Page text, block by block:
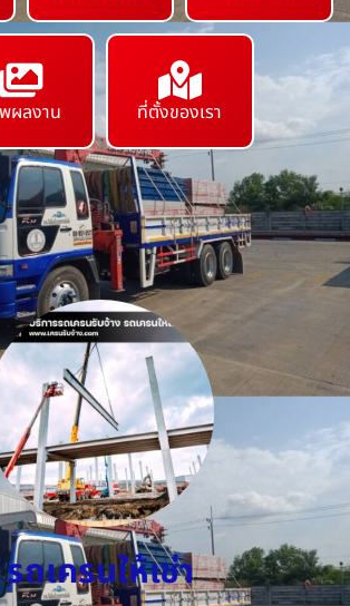
ผลงาน ที่ตั้งของเรา
รถเครนให้เช่า